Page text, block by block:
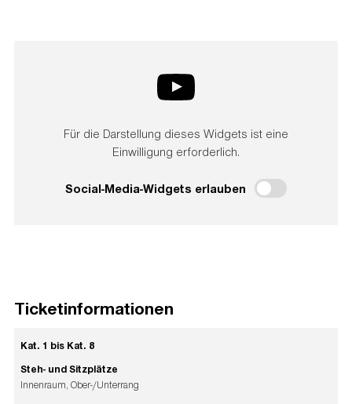
Für die Darstellung dieses Widgets ist eine
Einwilligung erforderlich.
Social-Media-Widgets erlauben
Ticketinformationen
Kat. 1 bis Kat. 8
Steh- und Sitzplätze
Innenraum, Ober-/Unterrang